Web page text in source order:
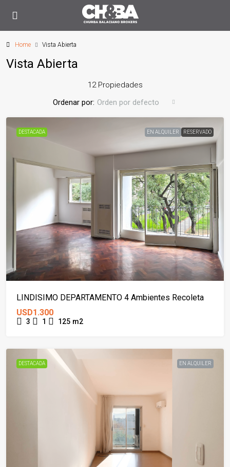
Home Vista Abierta
Vista Abierta
12 Propiedades
Ordenar por: Orden por defecto
DESTACADA EN ALQUILER RESERVADO
LINDISIMO DEPARTAMENTO 4 Ambientes Recoleta
USD1.300
3 1 125 m2
DESTACADA EN ALQUILER